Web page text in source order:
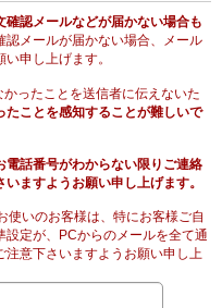
認メールなどが届かない場合も
認メールが届かない場合、メール
申し上げます。
ったことを送信者に伝えないた
ことを感知することが難しいで
話番号がわからない限りご連絡
ますようお願い申し上げます。
使いのお客様は、特にお客様ご自
定が、PCからのメールを全て通
注意下さいますようお願い申し上